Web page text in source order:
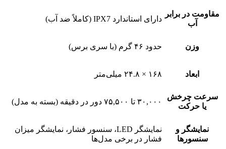
مقاومت در برابر
آب
دارای استاندارد IPX7 (کاملاً ضد آب)
وزن حدود ۴۶ گرم (با سری برس)
ابعاد ۱۶۸ × ۲۴.۸ میلی‌متر
سرعت چرخش
یا حرکت
۳۰,۰۰۰ تا ۷۵,۵۰۰ دور در دقیقه (بسته به مدل)
نمایشگر و
سنسورها
نمایشگر LED، سنسور فشار، نمایشگر میزان
فشار در برخی مدل‌ها